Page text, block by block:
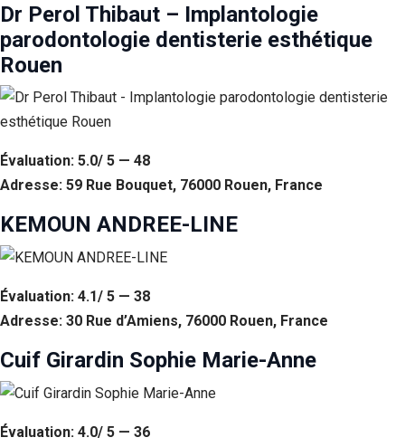
Dr Perol Thibaut – Implantologie
parodontologie dentisterie esthétique
Rouen
Évaluation: 5.0/ 5 — 48
Adresse: 59 Rue Bouquet, 76000 Rouen, France
KEMOUN ANDREE-LINE
Évaluation: 4.1/ 5 — 38
Adresse: 30 Rue d’Amiens, 76000 Rouen, France
Cuif Girardin Sophie Marie-Anne
Évaluation: 4.0/ 5 — 36